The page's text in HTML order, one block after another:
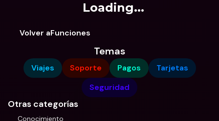
Loading...
Volver aFunciones
Temas
Viajes Soporte Pagos
Tarjetas
Seguridad
Otras categorías
Conocimiento